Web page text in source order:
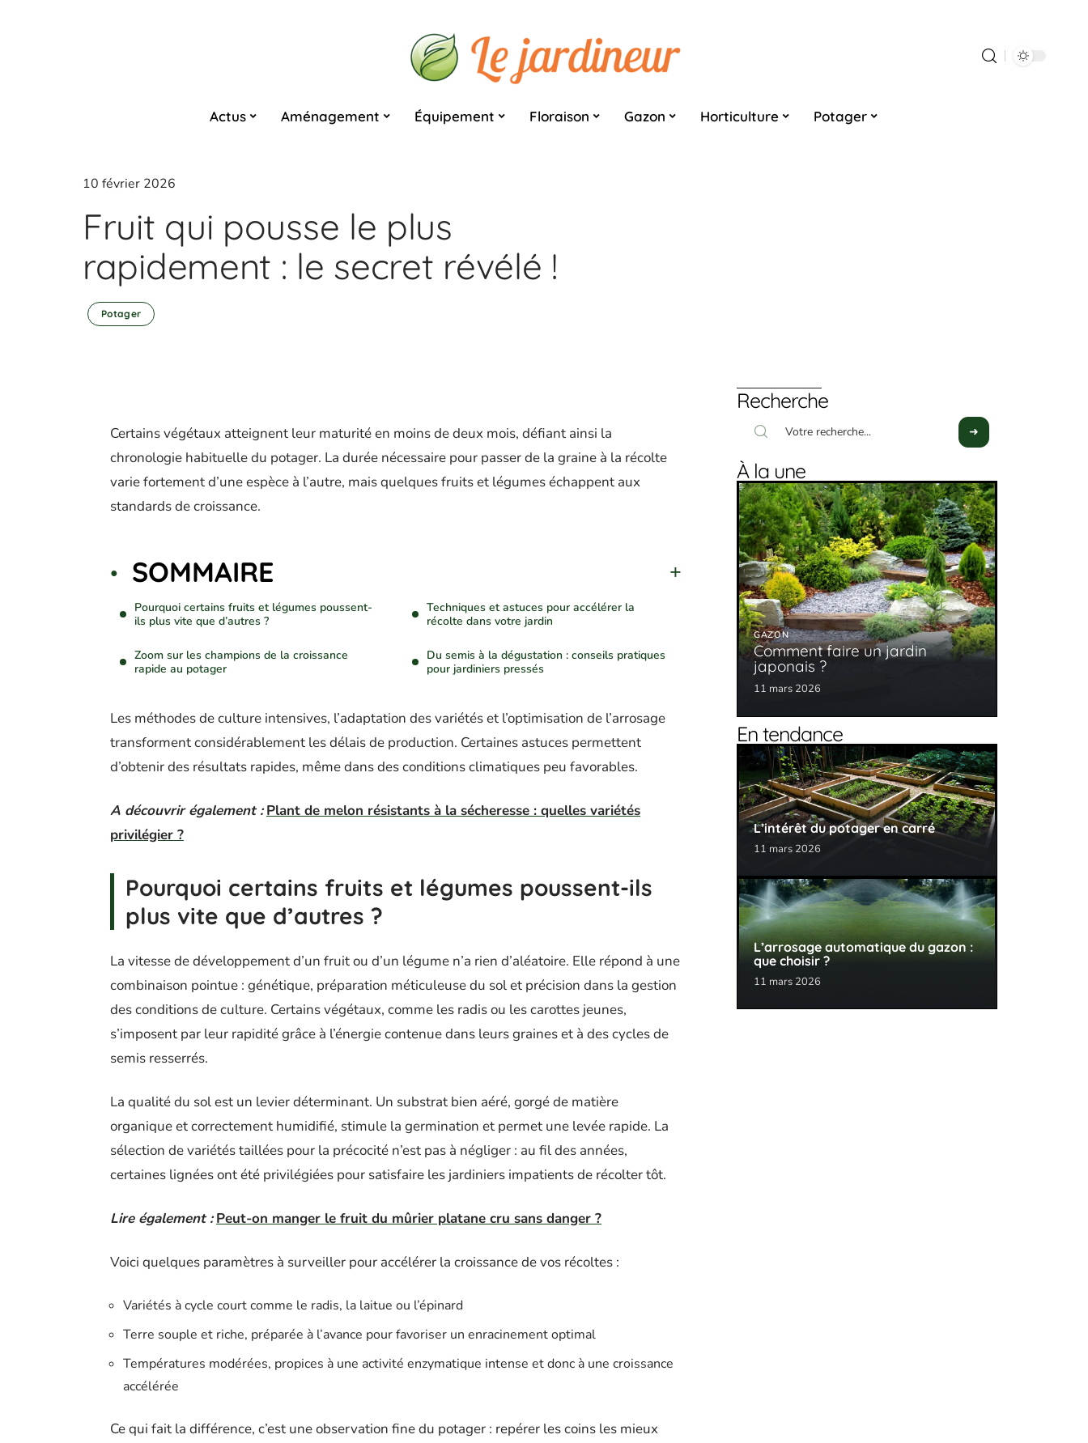
Actus Aménagement Équipement Floraison Gazon Horticulture Potager
10 février 2026
Fruit qui pousse le plus
rapidement : le secret révélé !
Potager
Certains végétaux atteignent leur maturité en moins de deux mois, défiant ainsi la
chronologie habituelle du potager. La durée nécessaire pour passer de la graine à la récolte
varie fortement d’une espèce à l’autre, mais quelques fruits et légumes échappent aux
standards de croissance.
SOMMAIRE
Pourquoi certains fruits et légumes poussent-
ils plus vite que d’autres ?
Zoom sur les champions de la croissance
rapide au potager
Techniques et astuces pour accélérer la
récolte dans votre jardin
Du semis à la dégustation : conseils pratiques
pour jardiniers pressés
Les méthodes de culture intensives, l’adaptation des variétés et l’optimisation de l’arrosage
transforment considérablement les délais de production. Certaines astuces permettent
d’obtenir des résultats rapides, même dans des conditions climatiques peu favorables.
A découvrir également : Plant de melon résistants à la sécheresse : quelles variétés
privilégier ?
Pourquoi certains fruits et légumes poussent-ils
plus vite que d’autres ?
La vitesse de développement d’un fruit ou d’un légume n’a rien d’aléatoire. Elle répond à une
combinaison pointue : génétique, préparation méticuleuse du sol et précision dans la gestion
des conditions de culture. Certains végétaux, comme les radis ou les carottes jeunes,
s’imposent par leur rapidité grâce à l’énergie contenue dans leurs graines et à des cycles de
semis resserrés.
La qualité du sol est un levier déterminant. Un substrat bien aéré, gorgé de matière
organique et correctement humidifié, stimule la germination et permet une levée rapide. La
sélection de variétés taillées pour la précocité n’est pas à négliger : au fil des années,
certaines lignées ont été privilégiées pour satisfaire les jardiniers impatients de récolter tôt.
Lire également : Peut-on manger le fruit du mûrier platane cru sans danger ?
Voici quelques paramètres à surveiller pour accélérer la croissance de vos récoltes :
Variétés à cycle court comme le radis, la laitue ou l’épinard
Terre souple et riche, préparée à l’avance pour favoriser un enracinement optimal
Températures modérées, propices à une activité enzymatique intense et donc à une croissance
accélérée
Ce qui fait la différence, c’est une observation fine du potager : repérer les coins les mieux
Recherche
À la une
GAZON
Comment faire un jardin
japonais ?
11 mars 2026
En tendance
L’intérêt du potager en carré
11 mars 2026
L’arrosage automatique du gazon :
que choisir ?
11 mars 2026